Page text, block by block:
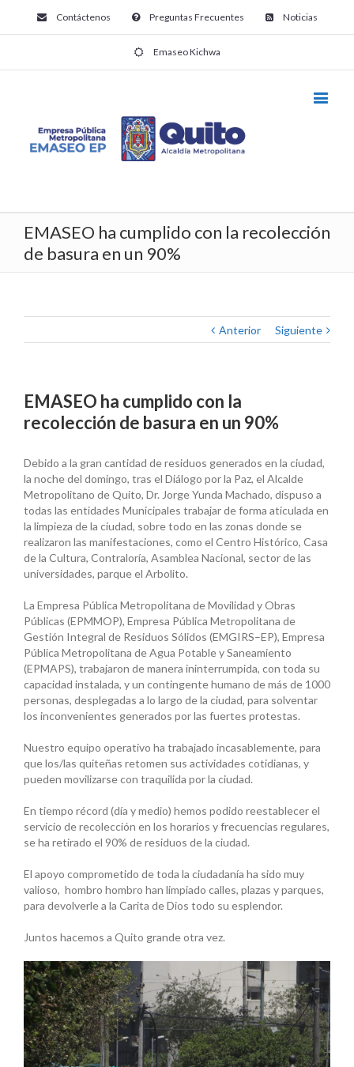
Contáctenos Preguntas Frecuentes Noticias
Emaseo Kichwa
EMASEO ha cumplido con la recolección
de basura en un 90%
Anterior Siguiente
EMASEO ha cumplido con la
recolección de basura en un 90%
Debido a la gran cantidad de residuos generados en la ciudad,
la noche del domingo, tras el Diálogo por la Paz, el Alcalde
Metropolitano de Quito, Dr. Jorge Yunda Machado, dispuso a
todas las entidades Municipales trabajar de forma aticulada en
la limpieza de la ciudad, sobre todo en las zonas donde se
realizaron las manifestaciones, como el Centro Histórico, Casa
de la Cultura, Contraloría, Asamblea Nacional, sector de las
universidades, parque el Arbolito.
La Empresa Pública Metropolitana de Movilidad y Obras
Públicas (EPMMOP), Empresa Pública Metropolitana de
Gestión Integral de Residuos Sólidos (EMGIRS–EP), Empresa
Pública Metropolitana de Agua Potable y Saneamiento
(EPMAPS), trabajaron de manera ininterrumpida, con toda su
capacidad instalada, y un contingente humano de más de 1000
personas, desplegadas a lo largo de la ciudad, para solventar
los inconvenientes generados por las fuertes protestas.
Nuestro equipo operativo ha trabajado incasablemente, para
que los/las quiteñas retomen sus actividades cotidianas, y
pueden movilizarse con traquilida por la ciudad.
En tiempo récord (día y medio) hemos podido reestablecer el
servicio de recolección en los horarios y frecuencias regulares,
se ha retirado el 90% de residuos de la ciudad.
El apoyo comprometido de toda la ciudadanía ha sido muy
valioso, hombro hombro han limpiado calles, plazas y parques,
para devolverle a la Carita de Dios todo su esplendor.
Juntos hacemos a Quito grande otra vez.